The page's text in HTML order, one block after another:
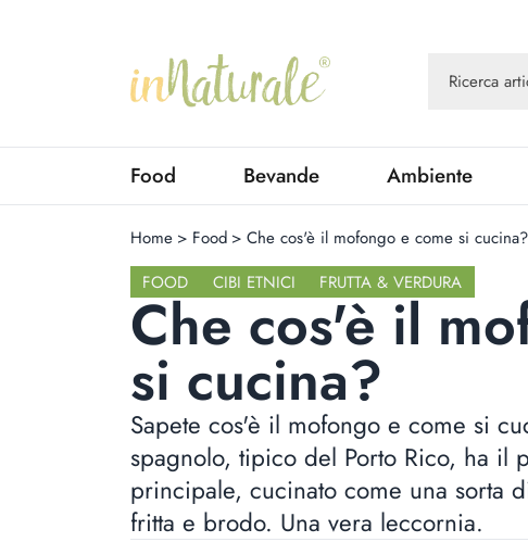
Food Bevande Ambiente
Home > Food > Che cos'è il mofongo e come si cucina?
FOOD
CIBI ETNICI FRUTTA & VERDURA
Che cos'è il
si cucina?
Sapete cos'è il mofongo e come si
spagnolo, tipico del Porto Rico, ha il
principale, cucinato come una sorta
fritta e brodo. Una vera leccornia.